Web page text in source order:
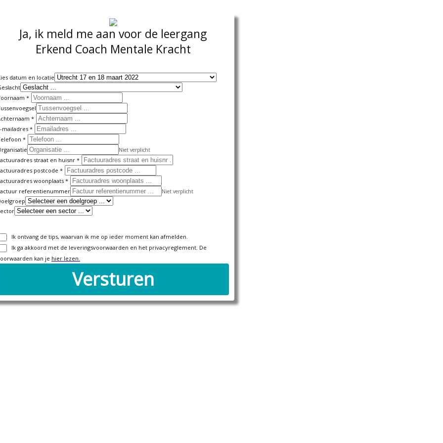
Ja, ik meld me aan voor de leergang
Erkend Coach Mentale Kracht
datum en locatie
mailadres
Niet verplicht
straat en huisnr
postcode
woonplaats
referentienummer
Niet verplicht
Ik ontvang de tips, waarvan ik me op ieder moment kan afmelden.
Ik ga akkoord met de leveringsvoorwaarden en het privacyreglement. De
kan je hier lezen.
Versturen